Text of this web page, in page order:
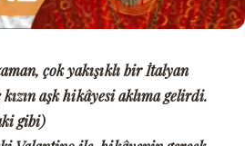
çok yakışıklı bir İtalyan
aşk hikâyesi aklıma gelirdi.
gibi)